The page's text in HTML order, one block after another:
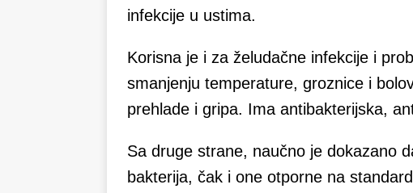
infekcije u ustima.
Korisna je i za želudačne infekcije i
smanjenju temperature, groznice i
prehlade i gripa. Ima antibakterijska,
Sa druge strane, naučno je dokazano
bakterija, čak i one otporne na